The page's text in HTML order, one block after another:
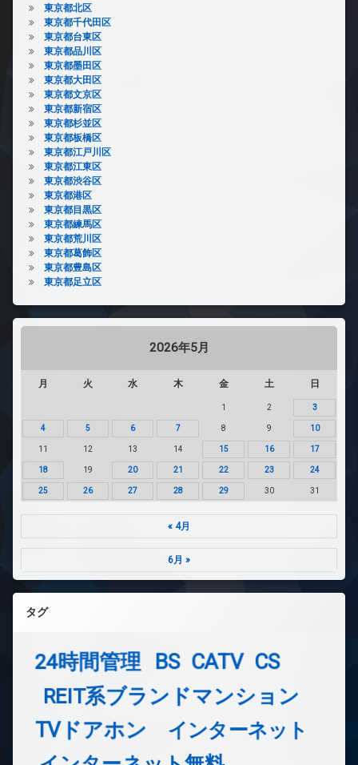
東京都北区
東京都千代田区
東京都台東区
東京都品川区
東京都墨田区
東京都大田区
東京都文京区
東京都新宿区
東京都杉並区
東京都板橋区
東京都江戸川区
東京都江東区
東京都渋谷区
東京都港区
東京都目黒区
東京都練馬区
東京都荒川区
東京都葛飾区
東京都豊島区
東京都足立区
2026年5月
月 火 水 木 金 土 日
1 2 3
4 5 6 7 8 9 10
11 12 13 14 15 16 17
18 19 20 21 22 23 24
25 26 27 28 29 30 31
« 4月
6月 »
タグ
24時間管理 BS CATV CS
REIT系ブランドマンション
TVドアホン
インターネット